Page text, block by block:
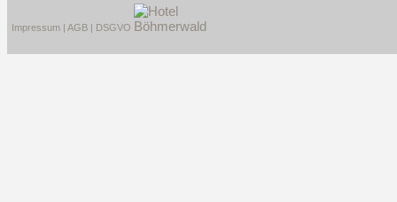
Impressum | AGB | DSGVO